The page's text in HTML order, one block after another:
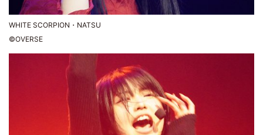
WHITE SCORPION・NATSU
©OVERSE